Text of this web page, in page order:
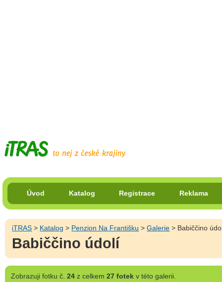
Úvod Katalog Registrace Reklama
iTRAS > Katalog > Penzion Na Františku >Galerie > Babiččino
Babiččino údolí
Zobrazujifotku č. 24z celkem 27 fotekv této galerii.